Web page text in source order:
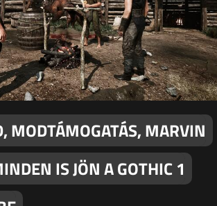
MODTÁMOGATÁS, MARVIN
IS JÖN A GOTHIC 1